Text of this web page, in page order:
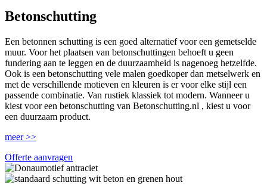
Betonschutting
Een betonnen schutting is een goed alternatief voor een gemetselde
muur. Voor het plaatsen van betonschuttingen behoeft u geen
fundering aan te leggen en de duurzaamheid is nagenoeg hetzelfde.
Ook is een betonschutting vele malen goedkoper dan metselwerk en
met de verschillende motieven en kleuren is er voor elke stijl een
passende combinatie. Van rustiek klassiek tot modern. Wanneer u
kiest voor een betonschutting van Betonschutting.nl , kiest u voor
een duurzaam product.
meer >>
Offerte aanvragen